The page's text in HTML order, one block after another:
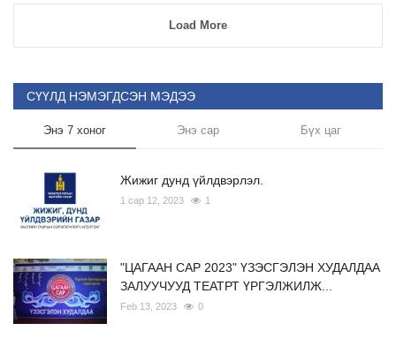
Load More
СҮҮЛД НЭМЭГДСЭН МЭДЭЭ
Энэ 7 хоног Энэ сар Бүх цаг
Жижиг дунд үйлдвэрлэл.
1 сар 12, 2023 1
"ЦАГААН САР 2023" ҮЗЭСГЭЛЭН ХУДАЛДАА
ЗАЛУУЧУУД ТЕАТРТ ҮРГЭЛЖИЛЖ...
Feb 13, 2023 0